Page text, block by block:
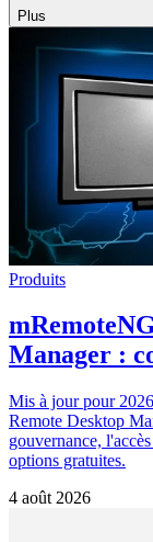
Plus
Produits
Manager :
Mis à jour pour
Remote Desktop
gouvernance,
options gratuites.
4 août 2026